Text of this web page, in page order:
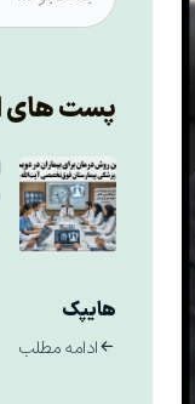
پست های
هایپک
ادامه مطلب